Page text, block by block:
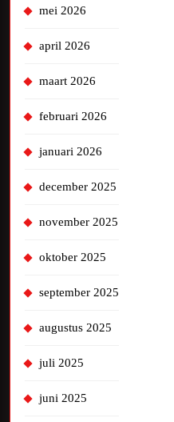
mei 2026
april 2026
maart 2026
februari 2026
januari 2026
december 2025
november 2025
oktober 2025
september 2025
augustus 2025
juli 2025
juni 2025